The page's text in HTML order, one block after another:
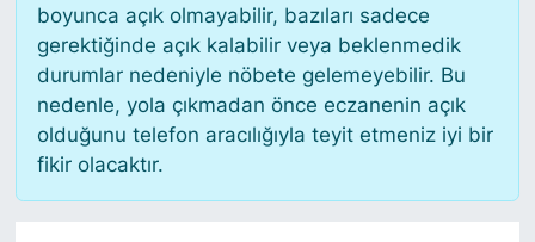
boyunca açık olmayabilir, bazıları sadece
gerektiğinde açık kalabilir veya beklenmedik
durumlar nedeniyle nöbete gelemeyebilir. Bu
nedenle, yola çıkmadan önce eczanenin açık
olduğunu telefon aracılığıyla teyit etmeniz iyi bir
fikir olacaktır.